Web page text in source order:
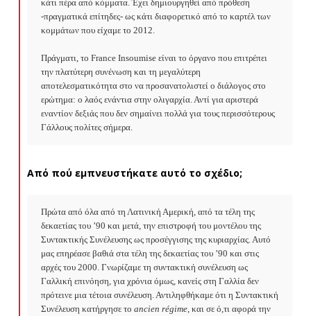
κάτι πέρα από κόμματα. Έχει δημιουργηθεί από πρόθεση
-πραγματικά επίτηδες- ως κάτι διαφορετικό από το καρτέλ των
κομμάτων που είχαμε το 2012.
Πράγματι, το France Insoumise είναι το όργανο που επιτρέπει
την πλατύτερη συνένωση και τη μεγαλύτερη
αποτελεσματικότητα στο να προσανατολιστεί ο διάλογος στο
ερώτημα: ο λαός ενάντια στην ολιγαρχία. Αντί για αριστερά
εναντίον δεξιάς που δεν σημαίνει πολλά για τους περισσότερους
Γάλλους πολίτες σήμερα.
Από πού εμπνευστήκατε αυτό το σχέδιο;
Πρώτα από όλα από τη Λατινική Αμερική, από τα τέλη της
δεκαετίας του ’90 και μετά, την επιστροφή του μοντέλου της
Συντακτικής Συνέλευσης ως προσέγγισης της κυριαρχίας. Αυτό
μας επηρέασε βαθιά στα τέλη της δεκαετίας του ’90 και στις
αρχές του 2000. Γνωρίζαμε τη συντακτική συνέλευση ως
Γαλλική επινόηση, για χρόνια όμως, κανείς στη Γαλλία δεν
πρότεινε μια τέτοια συνέλευση. Αντιληφθήκαμε ότι η Συντακτική
Συνέλευση κατήργησε το ancien régime, και σε ό,τι αφορά την